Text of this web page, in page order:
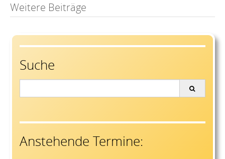
Post
navigation
Weitere Beiträge
Suche
Anstehende Termine: